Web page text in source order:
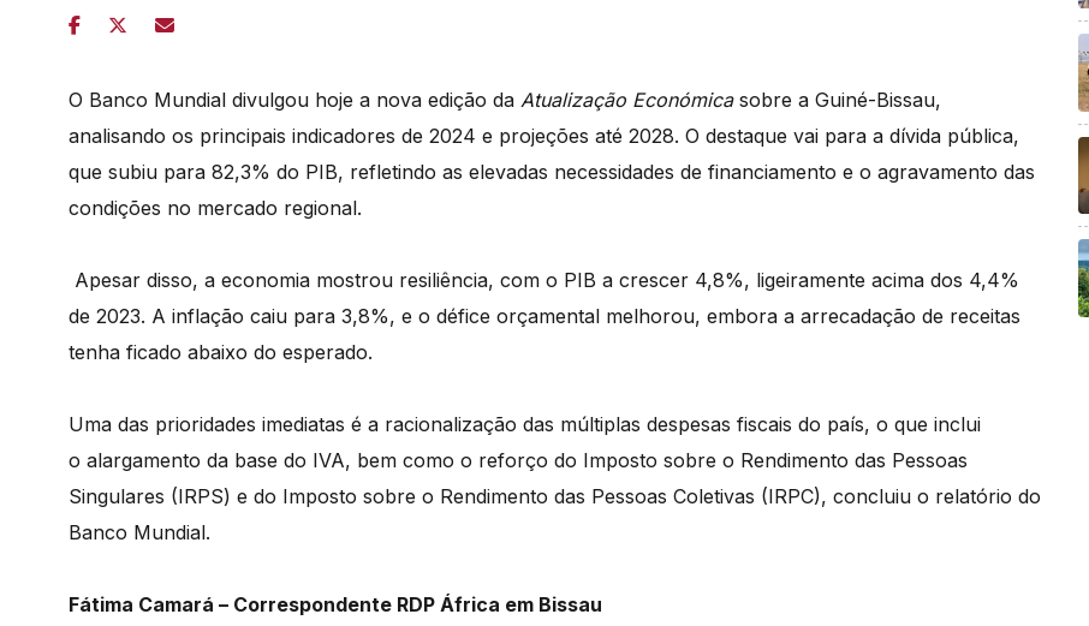
O Banco Mundial divulgou hoje a nova edição da Atualização Económicasobre a Guiné-Bissau,
analisando os principais indicadores de 2024 e projeções até 2028. O destaque vai para a dívida pública,
que subiu para 82,3% do PIB, refletindo as elevadas necessidades de financiamento e o agravamento das
condições no mercado regional.
Apesar disso, a economia mostrou resiliência, com o PIB a crescer 4,8%, ligeiramente acima dos 4,4%
de 2023. A inflação caiu para 3,8%, e o défice orçamental melhorou, embora a arrecadação de receitas
tenha ficado abaixo do esperado.
Uma das prioridades imediatas é a racionalização das múltiplas despesas fiscais do país, o que inclui
o alargamento da base do IVA, bem como o reforço do Imposto sobre o Rendimento das Pessoas
Singulares (IRPS) e do Imposto sobre o Rendimento das Pessoas Coletivas (IRPC), concluiu o relatório do
Banco Mundial.
Fátima Camará – Correspondente RDP África em Bissau